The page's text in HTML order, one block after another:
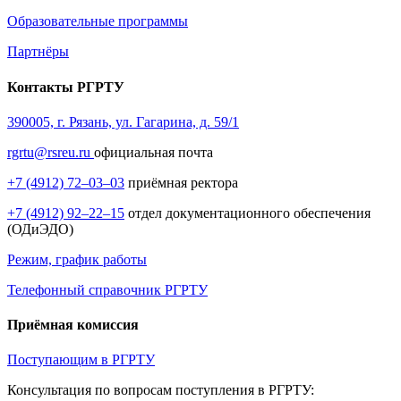
Образовательные программы
Партнёры
Контакты РГРТУ
390005, г. Рязань, ул. Гагарина, д. 59/1
rgrtu@rsreu.ru официальная почта
+7 (4912) 72–03–03 приёмная ректора
+7 (4912) 92–22–15 отдел документационного обеспечения
(ОДиЭДО)
Режим, график работы
Телефонный справочник РГРТУ
Приёмная комиссия
Поступающим в РГРТУ
Консультация по вопросам поступления в РГРТУ: